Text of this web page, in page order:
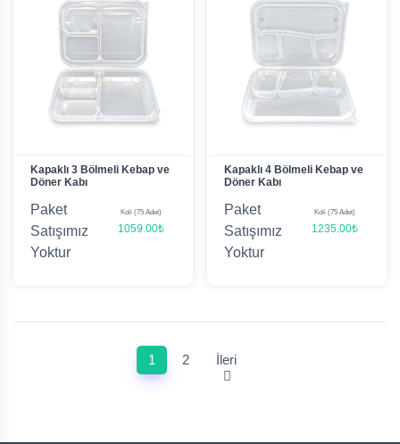
Kapaklı 3 Bölmeli Kebap ve
Döner Kabı
Paket
Satışımız
Yoktur
Koli (75 Adet)
1059.00₺
Kapaklı 4 Bölmeli Kebap ve
Döner Kabı
Paket
Satışımız
Yoktur
Koli (75 Adet)
1235.00₺
1 2 İleri